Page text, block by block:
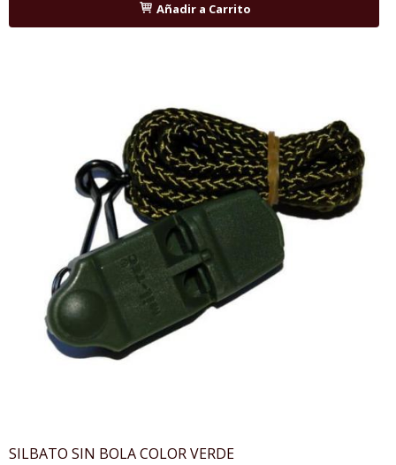
Añadir a Carrito
SILBATO SIN BOLA COLOR VERDE